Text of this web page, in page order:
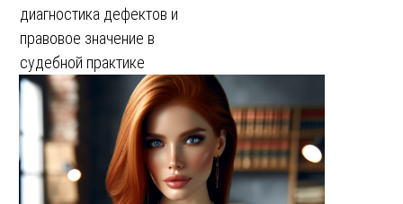
диагностика дефектов и
правовое значение в
судебной практике